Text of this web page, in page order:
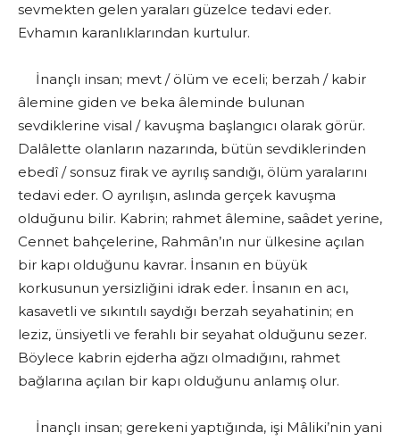
sevmekten gelen yaraları güzelce tedavi eder.
Evhamın karanlıklarından kurtulur.
İnançlı insan; mevt / ölüm ve eceli; berzah / kabir
âlemine giden ve beka âleminde bulunan
sevdiklerine visal / kavuşma başlangıcı olarak görür.
Dalâlette olanların nazarında, bütün sevdiklerinden
ebedî / sonsuz firak ve ayrılış sandığı, ölüm yaralarını
tedavi eder. O ayrılışın, aslında gerçek kavuşma
olduğunu bilir. Kabrin; rahmet âlemine, saâdet yerine,
Cennet bahçelerine, Rahmân’ın nur ülkesine açılan
bir kapı olduğunu kavrar. İnsanın en büyük
korkusunun yersizliğini idrak eder. İnsanın en acı,
kasavetli ve sıkıntılı saydığı berzah seyahatinin; en
leziz, ünsiyetli ve ferahlı bir seyahat olduğunu sezer.
Böylece kabrin ejderha ağzı olmadığını, rahmet
bağlarına açılan bir kapı olduğunu anlamış olur.
İnançlı insan; gerekeni yaptığında, işi Mâliki’nin yani